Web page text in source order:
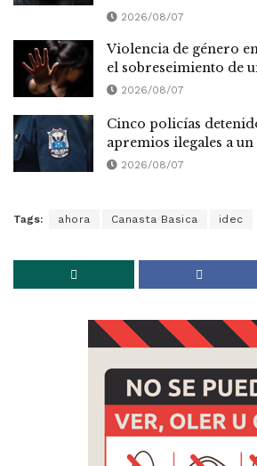
2026/08/07
Violencia de género
el sobreseimiento de
2026/08/07
Cinco policías
apremios ilegales a
2026/08/07
Tags: ahora Canasta Basica idec